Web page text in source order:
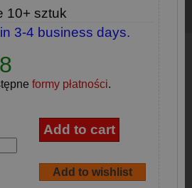
10+ sztuk
3-4 business days.
formy płatności.